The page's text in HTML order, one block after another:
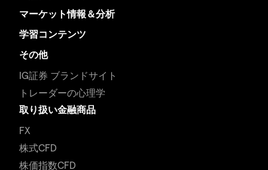
マーケット情報＆分析
学習コンテンツ
その他
IG証券 ブランドサイト
トレーダーの心理学
取り扱い金融商品
FX
株式CFD
株価指数CFD